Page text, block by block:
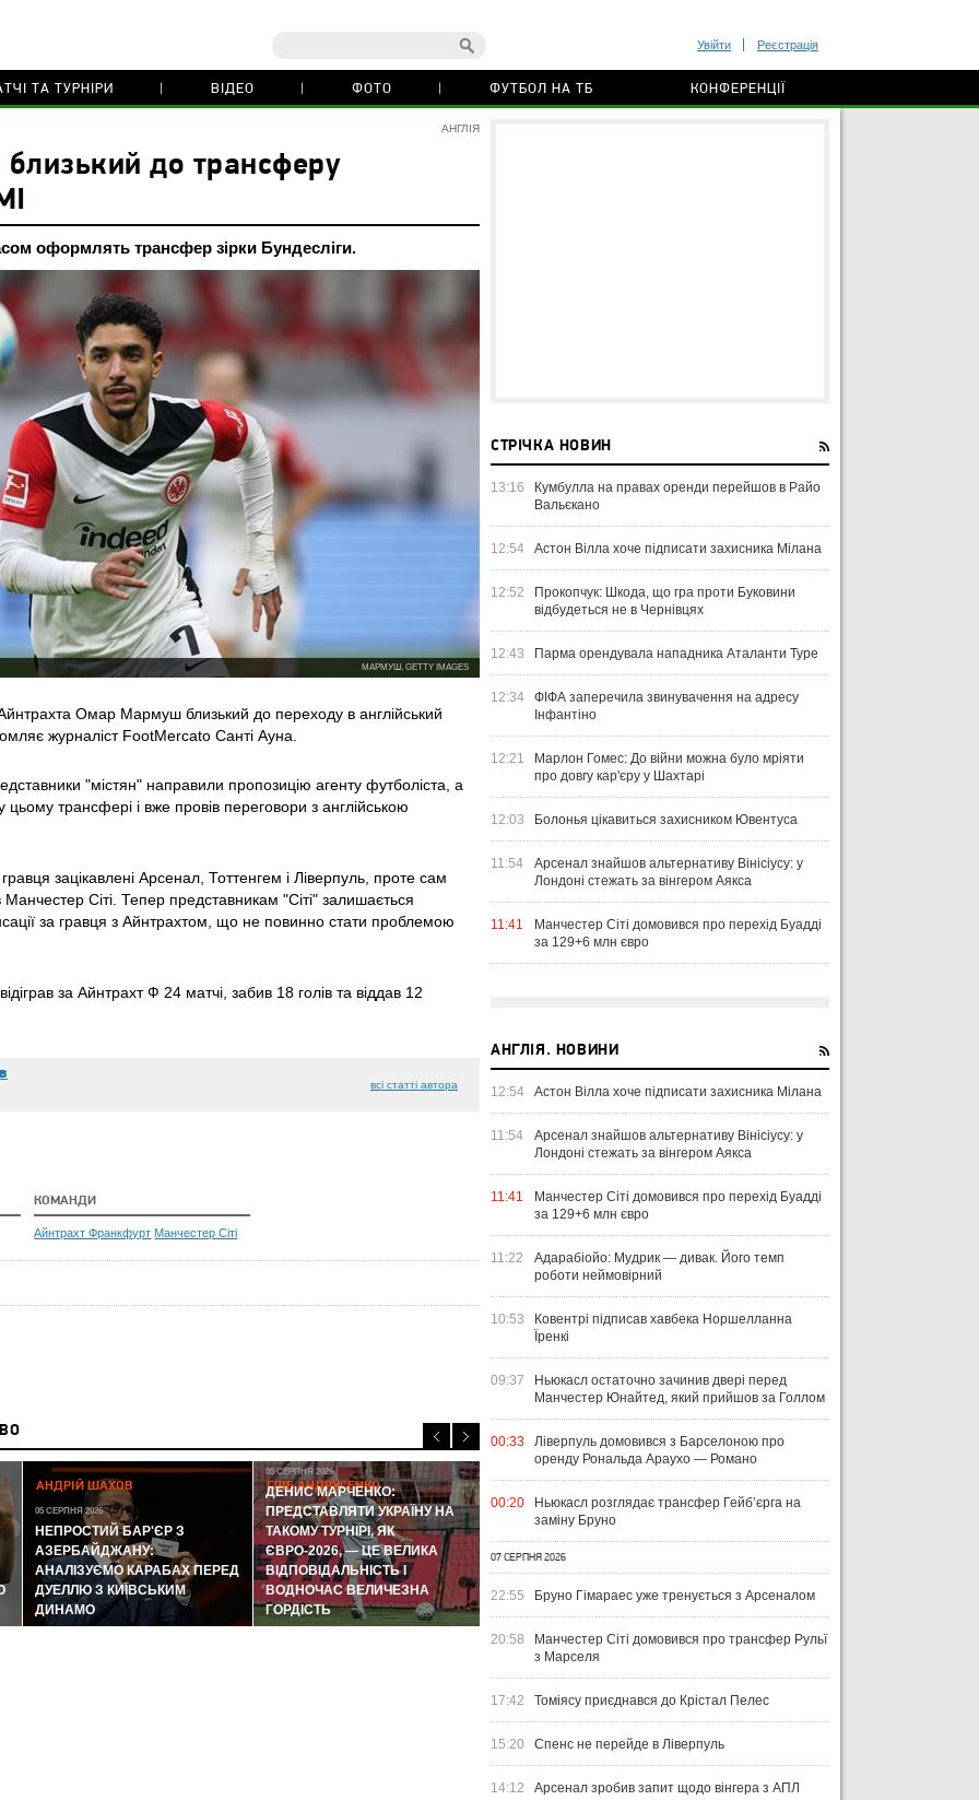
Увійти Реєстрація
ТА ТУРНІРИ ВІДЕО ФОТО ФУТБОЛ НА ТБ КОНФЕРЕНЦІЇ
АНГЛІЯ
близький до трансферу
оформлять трансфер зірки Бундесліги.
МАРМУШ, GETTY IMAGES
Омар Мармуш близький до переходу в англійський
журналіст FootMercato Санті Ауна.
"містян" направили пропозицію агенту футболіста, а
цьому трансфері і вже провів переговори з англійською
зацікавлені Арсенал, Тоттенгем і Ліверпуль, проте сам
Сіті. Тепер представникам "Сіті" залишається
за гравця з Айнтрахтом, що не повинно стати проблемою
за Айнтрахт Ф 24 матчі, забив 18 голів та віддав 12
всі статті автора
КОМАНДИ
Айнтрахт Франкфурт Манчестер Сіті
АНДРІЙ ШАХОВ
05 СЕРПНЯ 2026
НЕПРОСТИЙ БАР'ЄР З
АЗЕРБАЙДЖАНУ:
АНАЛІЗУЄМО КАРАБАХ ПЕРЕД
ДУЕЛЛЮ З КИЇВСЬКИМ
ДИНАМО
ГЛІБ АНДРУСЕНКО
05 СЕРПНЯ 2026
ДЕНИС МАРЧЕНКО:
ПРЕДСТАВЛЯТИ УКРАЇНУ НА
ТАКОМУ ТУРНІРІ, ЯК
ЄВРО-2026, — ЦЕ ВЕЛИКА
ВІДПОВІДАЛЬНІСТЬ І
ВОДНОЧАС ВЕЛИЧЕЗНА
ГОРДІСТЬ
УКРАЇНСЬКИЙ СЛІД У ДРУГОМУ
ТУРІ ЕКСТРАКЛЯСИ: МАЦЕНКО
ПЕРЕМАГАЄ, РОМАНЧУК
ТРИМАЄ РІВЕНЬ, ЛЕХІЯ ЗНОВУ
УПЛ-2026/27. ПРЕДСТАВЛЕННЯ
СТРІЧКА НОВИН
13:16
Кумбулла на правах оренди перейшов в Райо
Вальєкано
12:54 Астон Вілла хоче підписати захисника Мілана
12:52
Прокопчук: Шкода, що гра проти Буковини
відбудеться не в Чернівцях
12:43 Парма орендувала нападника Аталанти Туре
12:34
ФІФА заперечила звинувачення на адресу
Інфантіно
12:21
Марлон Гомес: До війни можна було мріяти
про довгу кар'єру у Шахтарі
12:03 Болонья цікавиться захисником Ювентуса
11:54
Арсенал знайшов альтернативу Вінісіусу: у
Лондоні стежать за вінгером Аякса
11:41
Манчестер Сіті домовився про перехід Буадді
за 129+6 млн євро
АНГЛІЯ. НОВИНИ
12:54 Астон Вілла хоче підписати захисника Мілана
11:54
Арсенал знайшов альтернативу Вінісіусу: у
Лондоні стежать за вінгером Аякса
11:41
Манчестер Сіті домовився про перехід Буадді
за 129+6 млн євро
11:22
Адарабіойо: Мудрик — дивак. Його темп
роботи неймовірний
10:53
Ковентрі підписав хавбека Норшелланна
Їренкі
09:37
Ньюкасл остаточно зачинив двері перед
Манчестер Юнайтед, який прийшов за Голлом
00:33
Ліверпуль домовився з Барселоною про
оренду Рональда Араухо — Романо
00:20
Ньюкасл розглядає трансфер Гейб’єрга на
заміну Бруно
07 СЕРПНЯ 2026
22:55 Бруно Гімараес уже тренується з Арсеналом
20:58
Манчестер Сіті домовився про трансфер Рульї
з Марселя
17:42 Томіясу приєднався до Крістал Пелес
15:20 Спенс не перейде в Ліверпуль
14:12 Арсенал зробив запит щодо вінгера з АПЛ